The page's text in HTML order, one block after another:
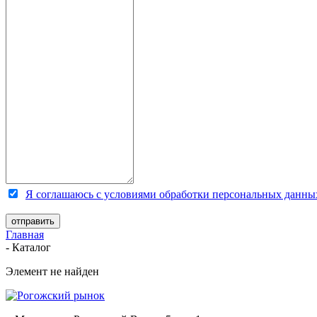
Я соглашаюсь с условиями обработки персональных
Главная
- Каталог
Элемент не найден